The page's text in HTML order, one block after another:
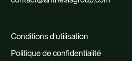
Conditions d’utilisation
Politique de confidentialité